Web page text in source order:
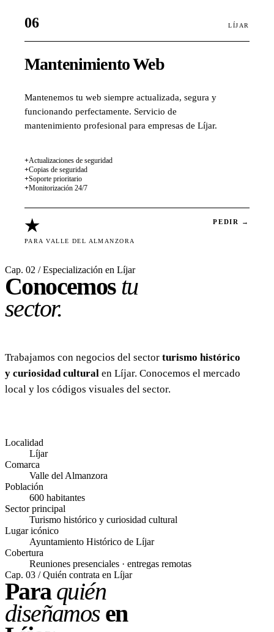
06 LÍJAR
Mantenimiento Web
Mantenemos tu web siempre actualizada, segura y
funcionando perfectamente. Servicio de
mantenimiento profesional para empresas de Líjar.
+Actualizaciones de seguridad
+Copias de seguridad
+Soporte prioritario
+Monitorización 24/7
★
PARA VALLE DEL ALMANZORA
PEDIR →
Cap. 02 / Especialización en Líjar
Conocemos tu
sector.
Trabajamos con negocios del sector turismo histórico
y curiosidad cultural en Líjar. Conocemos el mercado
local y los códigos visuales del sector.
Localidad
Líjar
Comarca
Valle del Almanzora
Población
600 habitantes
Sector principal
Turismo histórico y curiosidad cultural
Lugar icónico
Ayuntamiento Histórico de Líjar
Cobertura
Reuniones presenciales · entregas remotas
Cap. 03 / Quién contrata en Líjar
Paraquién
diseñamosen